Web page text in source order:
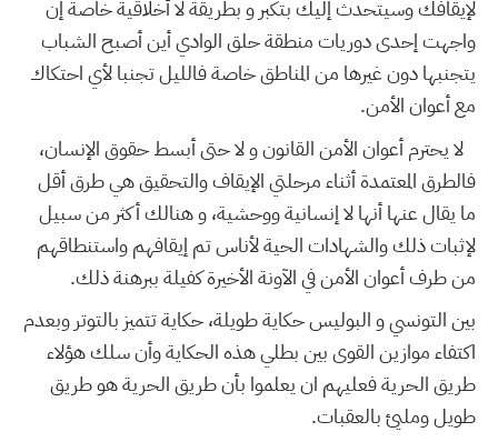
لإيقافك وسيتحدث إليك بتكبر و بطريقة لا أخلاقية خاصة إن
واجهت إحدى دوريات منطقة حلق الوادي أين أصبح الشباب
يتجنبها دون غيرها من المناطق خاصة فالليل تجنبا لأي احتكاك
مع أعوان الأمن.
لا يحترم أعوان الأمن القانون و لا حتى أبسط حقوق الإنسان،
فالطرق المعتمدة أثناء مرحلتي الإيقاف والتحقيق هي طرق أقل
ما يقال عنها أنها لا إنسانية ووحشية، و هنالك أكثر من سبيل
لإثبات ذلك والشهادات الحية لأناس تم إيقافهم واستنطاقهم
من طرف أعوان الأمن في الآونة الأخيرة كفيلة ببرهنة ذلك.
بين التونسي و البوليس حكاية طويلة، حكاية تتميز بالتوتر وبعدم
اكتفاء موازين القوى بين بطلي هذه الحكاية وأن سلك هؤلاء
طريق الحرية فعليهم ان يعلموا بأن طريق الحرية هو طريق
طويل ومليئ بالعقبات.